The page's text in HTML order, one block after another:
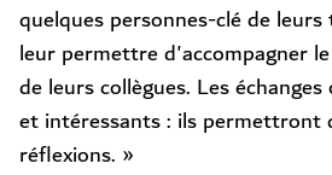
quelques personnes-clé de
leur permettre d'accompagner
de leurs collègues. Les
et intéressants : ils permettront
réflexions. »